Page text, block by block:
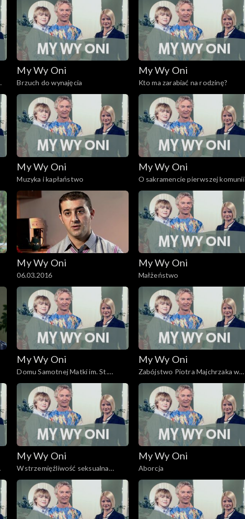
My Wy Oni
Brzuch do wynajęcia
My Wy Oni
Kto ma zarabiać na rodzinę?
My Wy Oni
Muzyka i kapłaństwo
My Wy Oni
O sakramencie pierwszej komunii
My Wy Oni
06.03.2016
My Wy Oni
Małżeństwo
My Wy Oni
Domu Samotnej Matki im. St.
Leszczyńskiej
My Wy Oni
Zabójstwo Piotra Majchrzaka w
stanie wojennym
My Wy Oni
Wstrzemięźliwość seksualna
wśród młodzieży
My Wy Oni
Aborcja